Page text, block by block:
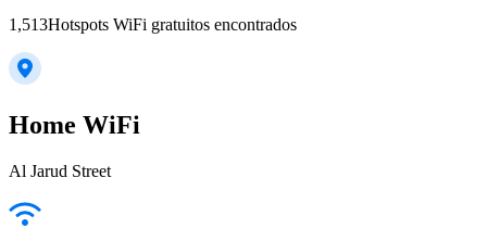
1,513Hotspots WiFi gratuitos encontrados
Home WiFi
Al Jarud Street